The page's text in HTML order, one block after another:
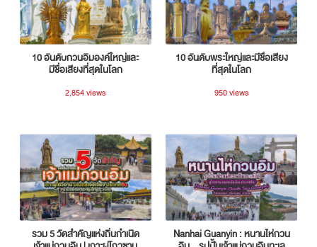
10 อันดับกวนอิมองค์ใหญ่และ
มีชื่อเสียงที่สุดในโลก
2,854 views
10 อันดับพระใหญ่และมีชื่อเสียง
ที่สุดในโลก
950 views
รวม 5 วัดสำคัญแห่งถิ่นกำเนิด
Nanhai Guanyin : หนานไห่กวน